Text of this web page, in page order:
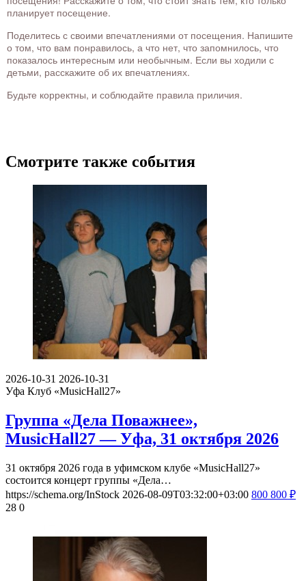
планирует посещение.
Поделитесь с своими впечатлениями от посещения. Напишите
о том, что вам понравилось, а что нет, что запомнилось, что
показалось интересным или необычным. Если вы ходили с
детьми, расскажите об их впечатлениях.
Будьте корректны, и соблюдайте правила приличия.
Смотрите также события
2026-10-31 2026-10-31
Уфа Клуб «MusicHall27»
Группа «Дела Поважнее»,
MusicHall27 — Уфа, 31 октября 2026
31 октября 2026 года в уфимском клубе «MusicHall27»
состоится концерт группы «Дела…
https://schema.org/InStock 2026-08-09T03:32:00+03:00 800 800 ₽
28 0